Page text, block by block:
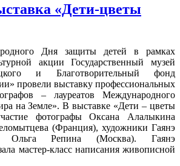
«Дети-цветы
Дня защиты детей в рамках
акции Государственный музей
и Благотворительный фонд
провели выставку профессиональных
– лауреатов Международного
на Земле». В выставке «Дети – цветы
фотографы Оксана Алалыкина
(Франция), художники Гаянэ
Ольга Репина (Москва). Гаянэ
мастер-класс написания живописной